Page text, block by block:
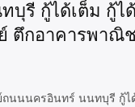
บุรี กู้ได้เต็ม กู้ไ
ตึกอาคารพาณิ
นนนครอินทร์ นนทบุรี กู้ไ